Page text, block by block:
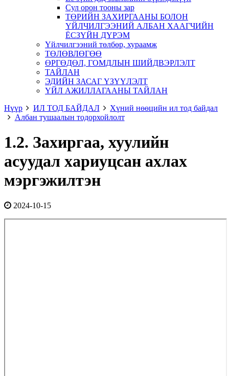
Сул орон тооны зар
ТӨРИЙН ЗАХИРГААНЫ БОЛОН
ҮЙЛЧИЛГЭЭНИЙ АЛБАН ХААГЧИЙН
ЁСЗҮЙН ДҮРЭМ
Үйлчилгээний төлбөр, хураамж
ТӨЛӨВЛӨГӨӨ
ӨРГӨДӨЛ, ГОМДЛЫН ШИЙДВЭРЛЭЛТ
ТАЙЛАН
ЭДИЙН ЗАСАГ ҮЗҮҮЛЭЛТ
ҮЙЛ АЖИЛЛАГААНЫ ТАЙЛАН
Нүүр
ИЛ ТОД БАЙДАЛ
Хүний нөөцийн ил тод байдал
Албан тушаалын тодорхойлолт
1.2. Захиргаа, хуулийн
асуудал хариуцсан ахлах
мэргэжилтэн
2024-10-15